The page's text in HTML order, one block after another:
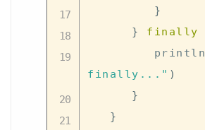
}
}
finally
         println
finally..." )
}
}